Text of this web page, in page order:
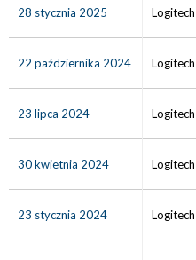
28 stycznia 2025 Logitech
22 października 2024 Logitech
23 lipca 2024 Logitech
30 kwietnia 2024 Logitech
23 stycznia 2024 Logitech